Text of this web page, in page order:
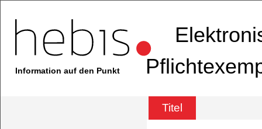
Information auf den Punkt
Titel